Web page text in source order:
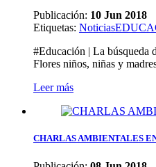
Publicación: 10 Jun 2018
Etiquetas: Noticias
#Educación | La búsqueda
Flores niños, niñas y
Leer más
CHARLAS AMBIENTALES